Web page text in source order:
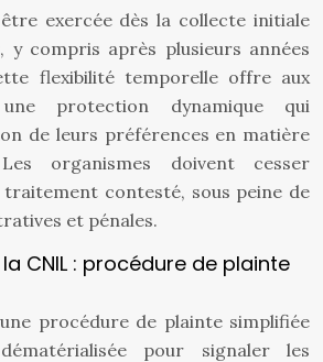
exercée dès la collecte initiale
y compris après plusieurs années
flexibilité temporelle offre aux
une protection dynamique qui
de leurs préférences en matière
organismes doivent cesser
contesté, sous peine de
et pénales.
CNIL : procédure de plainte
procédure de plainte simplifiée
pour signaler les